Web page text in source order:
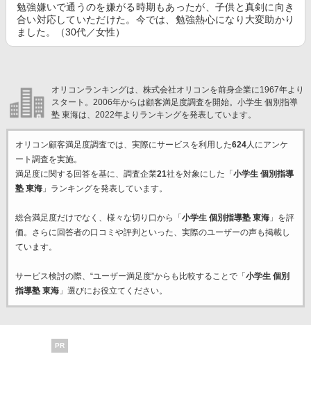
勉強嫌いで通うのを嫌がる時期もあったが、子供と真剣に向き
合い対応していただけた。今では、勉強熱心になり大変助かり
ました。（30代／女性）
オリコンランキングは、株式会社オリコンを前身企業に1967年より
スタート。2006年からは顧客満足度調査を開始。小学生 個別指導
塾 東海は、2022年よりランキングを発表しています。
オリコン顧客満足度調査では、実際にサービスを利用した624人にアンケ
ート調査を実施。
満足度に関する回答を基に、調査企業21社を対象にした「 小学生 個別指導
塾 東海」ランキングを発表しています。
総合満足度だけでなく、様々な切り口から「 小学生 個別指導塾 東海」を評
価。さらに回答者の口コミや評判といった、実際のユーザーの声も掲載し
ています。
サービス検討の際、“ユーザー満足度”からも比較することで「 小学生 個別
指導塾 東海」選びにお役立てください。
PR